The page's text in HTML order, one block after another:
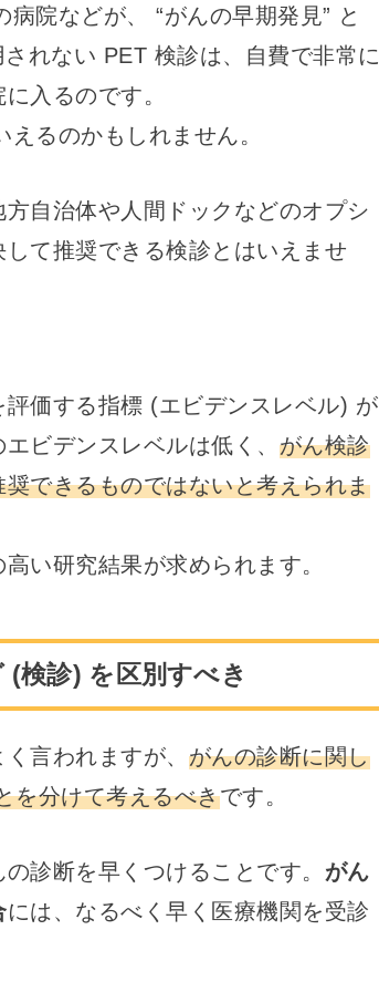
院などが、 “がんの早期発見” と
れない PET 検診は、自費で非常に
入るのです。
るのかもしれません。
自治体や人間ドックなどのオプシ
て推奨できる検診とはいえませ
価する指標 (エビデンスレベル) が
ビデンスレベルは低く、 がん検診
できるものではないと考えられま
い研究結果が求められます。
検診) を区別すべき
言われますが、 がんの診断に関し
を分けて考えるべきです。
診断を早くつけることです。 がん
には、なるべく早く医療機関を受診